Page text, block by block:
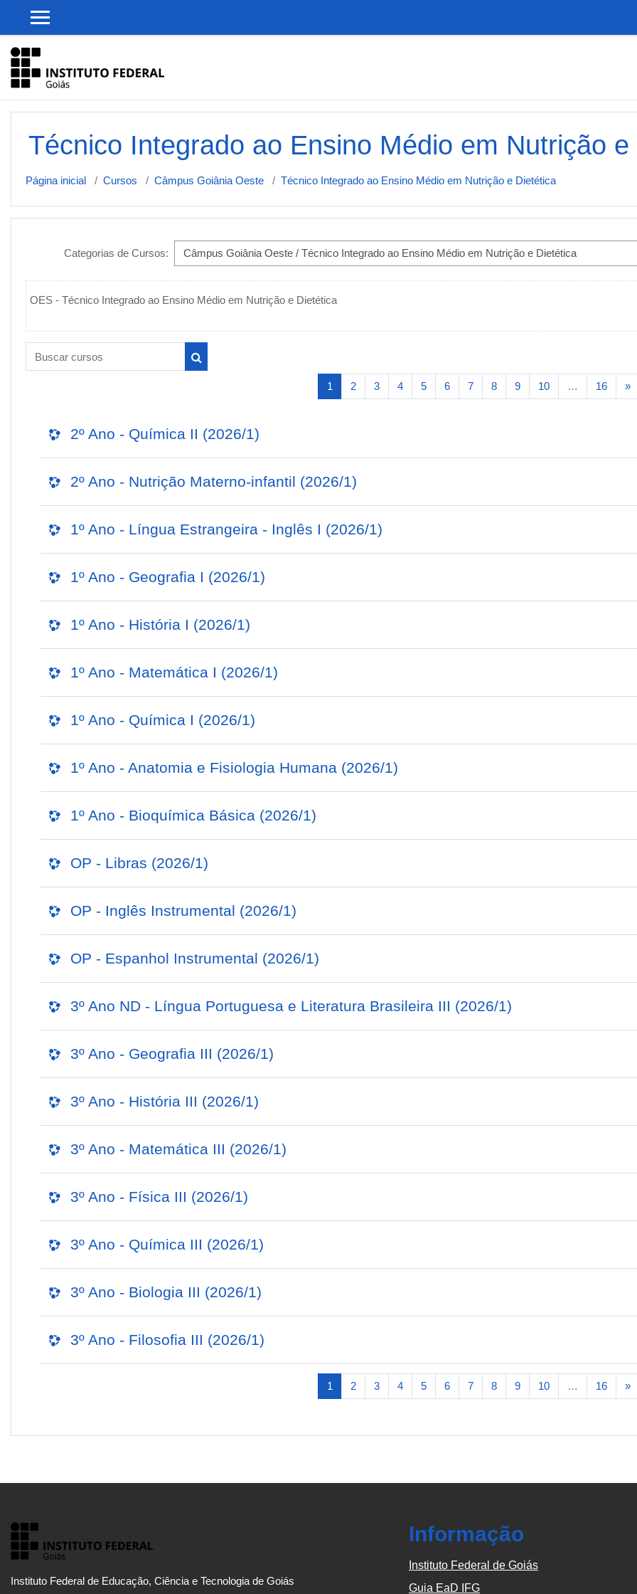
Técnico Integrado ao Ensino Médio em Nutrição
Página inicial Cursos Câmpus Goiânia Oeste Técnico Integrado ao Ensino Médio em Nutrição e Dietética
Categorias de Cursos:
OES - Técnico Integrado ao Ensino Médio em Nutrição e Dietética
Buscar cursos
1 (atual)
2 3 4 5 6 7 8 9 10 … 16 »
2º Ano - Química II (2026/1)
2º Ano - Nutrição Materno-infantil (2026/1)
1º Ano - Língua Estrangeira - Inglês I (2026/1)
1º Ano - Geografia I (2026/1)
1º Ano - História I (2026/1)
1º Ano - Matemática I (2026/1)
1º Ano - Química I (2026/1)
1º Ano - Anatomia e Fisiologia Humana (2026/1)
1º Ano - Bioquímica Básica (2026/1)
OP - Libras (2026/1)
OP - Inglês Instrumental (2026/1)
OP - Espanhol Instrumental (2026/1)
3º Ano ND - Língua Portuguesa e Literatura Brasileira III (2026/1)
3º Ano - Geografia III (2026/1)
3º Ano - História III (2026/1)
3º Ano - Matemática III (2026/1)
3º Ano - Física III (2026/1)
3º Ano - Química III (2026/1)
3º Ano - Biologia III (2026/1)
3º Ano - Filosofia III (2026/1)
1 (atual)
2 3 4 5 6 7 8 9 10 … 16 »
Instituto Federal de Educação, Ciência e Tecnologia de Goiás
Informação
Instituto Federal de Goiás
Guia EaD IFG